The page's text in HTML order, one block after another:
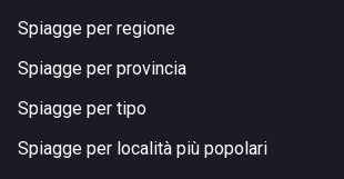
Spiagge per regione
Spiagge per provincia
Spiagge per tipo
Spiagge per località più popolari